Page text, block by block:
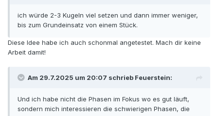
ich würde 2-3 Kugeln viel setzen und dann immer weniger,
bis zum Grundeinsatz von einem Stück.
Diese Idee habe ich auch schonmal angetestet. Mach dir keine
Arbeit damit!
Am 29.7.2025 um 20:07 schrieb Feuerstein:
Und ich habe nicht die Phasen im Fokus wo es gut läuft,
sondern mich interessieren die schwierigen Phasen, die